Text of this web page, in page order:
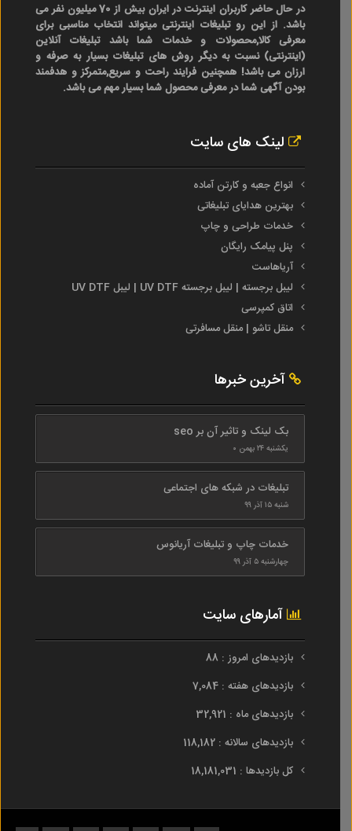
در حال حاضر کاربران اینترنت در ایران بیش از 70 میلیون نفر می
باشد. از این رو تبلیغات اینترنتی میتواند انتخاب مناسبی برای
معرفی کالا,محصولات و خدمات شما باشد تبلیغات آنلاین
(اینترنتی) نسبت به دیگر روش های تبلیغات بسیار به صرفه و
ارزان می باشد! همچنین فرایند راحت و سریع,متمرکز و هدفمند
بودن آگهی شما در معرفی محصول شما بسیار مهم می باشد.
لینک های سایت
انواع جعبه و کارتن آماده
بهترین هدایای تبلیغاتی
خدمات طراحی و چاپ
پنل پیامک رایگان
آریاهاست
لیبل برجسته | لیبل برجسته UV DTF | لیبل UV DTF
اتاق کمپرسی
منقل تاشو | منقل مسافرتی
آخرین خبرها
بک لینک و تاثیر آن بر seo
یکشنبه ۲۴ بهمن ۰
تبلیغات در شبکه های اجتماعی
شنبه ۱۵ آذر ۹۹
خدمات چاپ و تبلیغات آریانوس
چهارشنبه ۵ آذر ۹۹
آمارهای سایت
بازدیدهای امروز : 88
بازدیدهای هفته : 7,084
بازدیدهای ماه : 32,921
بازدیدهای سالانه : 118,182
کل بازدیدها : 18,181,031